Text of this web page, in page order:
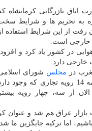
بازرگانی کرمانشاه
به تحریم ها و شرایط
رفت از این شرایط استفاده از
خارجی است.
و هوایی در کشور یاد کرد و
خارجی دارد.
در مجلس شورای
با اشاره به اینکه باید تلاش نماییم از همه 14 رویه تجاری که وجود
الان از سه، چهار رویه بیشتر
عراق هم شد و عنوان
اما ترکیه جایگزین ما